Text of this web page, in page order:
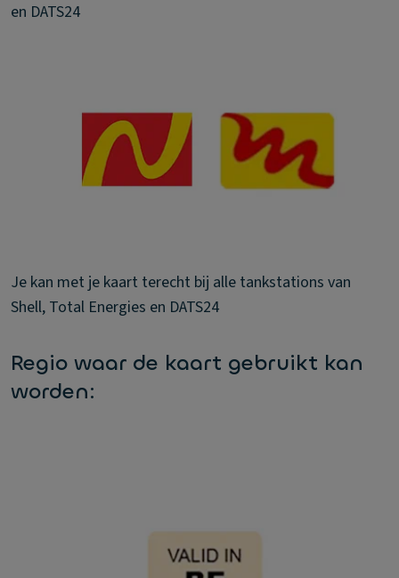
en DATS24
Je kan met je kaart terecht bij alle tankstations van
Shell, Total Energies en DATS24
Regio waar de kaart gebruikt kan
worden: